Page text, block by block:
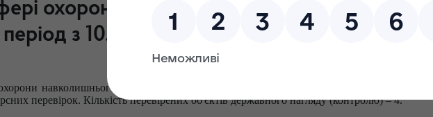
охорони навколишнього природного
з 10.04.2026 по 16.04.2026
навколишнього природного середовища Поліського округу у період з
перевірок. Кількість перевірених об'єктів державного нагляду (контролю) – 4.